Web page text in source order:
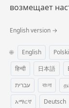
возмещает
English version →
🌐 English Polski
हिन्दी
日本語
עברית
বাংলা
አማርኛ
Deutsch